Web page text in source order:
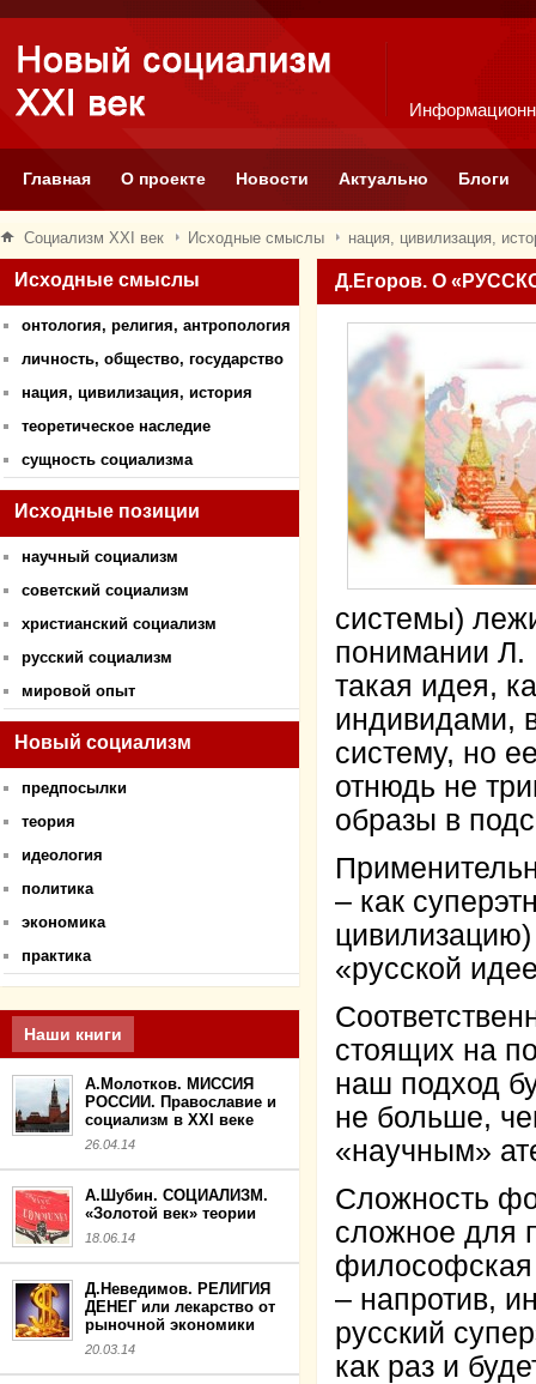
Главная О проекте Новости Актуально Блоги
Социализм XXI век Исходные смыслы нация, цивилизация,
Исходные смыслы
онтология, религия, антропология
личность, общество, государство
нация, цивилизация, история
теоретическое наследие
сущность социализма
Исходные позиции
научный социализм
советский социализм
христианский социализм
русский социализм
мировой опыт
Новый социализм
предпосылки
теория
идеология
политика
экономика
практика
Наши книги
А.Молотков. МИССИЯ
РОССИИ. Православие и
социализм в XXI веке
26.04.14
А.Шубин. СОЦИАЛИЗМ.
«Золотой век» теории
18.06.14
Д.Неведимов. РЕЛИГИЯ
ДЕНЕГ или лекарство от
рыночной экономики
20.03.14
Д.Егоров. О
системы)
понимании Л.
такая идея,
индивидами,
систему, но
отнюдь не
образы в
– как
«русской
стоящих на
наш подход
не больше,
«научным»
Сложность
сложное для
философская
– напротив,
русский
как раз и